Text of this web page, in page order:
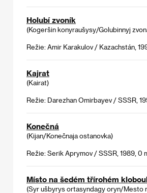
Holubí zvoník
(Kogeršin konyraušysy/Golubinnyj
Režie: Amir Karakulov / Kazachstán,
Kajrat
(Kairat)
Režie: Darezhan Omirbayev / SSSR,
Konečná
(Kijan/Konečnaja ostanovka)
Režie: Serik Aprymov / SSSR, 1989, 0
Místo na šedém třírohém
(Syr ušbyrys ortasyndagy oryn/Mesto